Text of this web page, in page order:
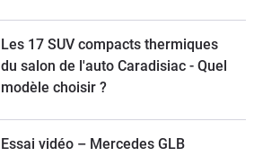
Les 17 SUV compacts thermiques
du salon de l'auto Caradisiac - Quel
modèle choisir ?
Essai vidéo – Mercedes GLB